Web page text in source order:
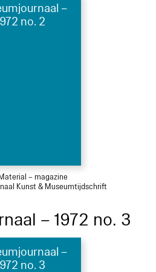
–
no. 2
– magazine
Kunst & Museumtijdschrift
– 1972 no. 3
–
no. 3